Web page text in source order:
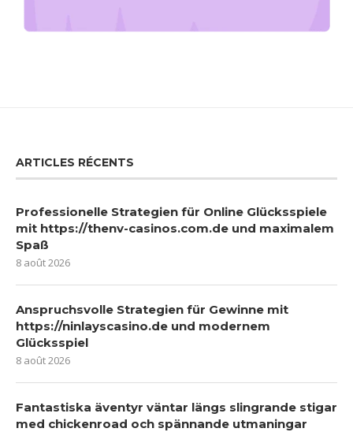
ARTICLES RÉCENTS
Professionelle Strategien für Online Glücksspiele
mit https://thenv-casinos.com.de und maximalem
Spaß
8 août 2026
Anspruchsvolle Strategien für Gewinne mit
https://ninlayscasino.de und modernem
Glücksspiel
8 août 2026
Fantastiska äventyr väntar längs slingrande stigar
med chickenroad och spännande utmaningar